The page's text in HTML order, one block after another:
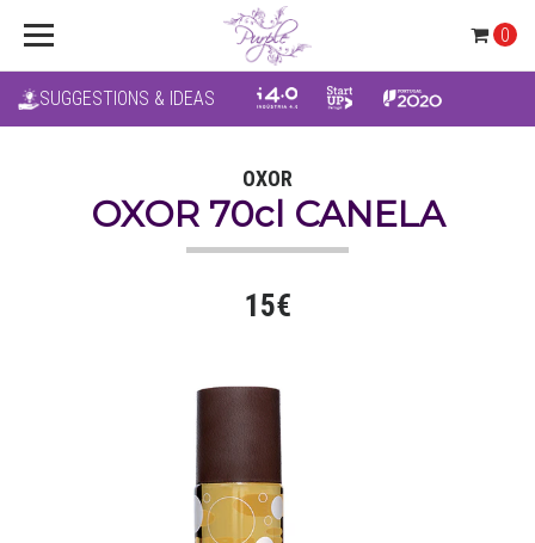
SUGGESTIONS & IDEAS
0
OXOR
OXOR 70cl CANELA
15€